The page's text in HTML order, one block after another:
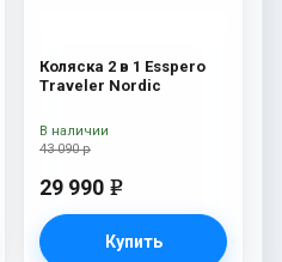
Коляска 2 в 1 Esspero
Traveler Nordic
43 090 р
29 990 e
Купить
В наличии